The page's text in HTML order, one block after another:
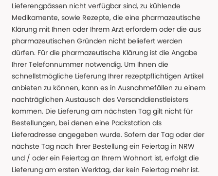
Lieferengpässen nicht verfügbar sind, zu kühlende
Medikamente, sowie Rezepte, die eine pharmazeutische
Klärung mit Ihnen oder Ihrem Arzt erfordern oder die aus
pharmazeutischen Gründen nicht beliefert werden
dürfen. Für die pharmazeutische Klärung ist die Angabe
Ihrer Telefonnummer notwendig. Um Ihnen die
schnellstmögliche Lieferung Ihrer rezeptpflichtigen Artikel
anbieten zu können, kann es in Ausnahmefällen zu einem
nachträglichen Austausch des Versanddienstleisters
kommen. Die Lieferung am nächsten Tag gilt nicht für
Bestellungen, bei denen eine Packstation als
Lieferadresse angegeben wurde. Sofern der Tag oder der
nächste Tag nach Ihrer Bestellung ein Feiertag in NRW
und / oder ein Feiertag an Ihrem Wohnort ist, erfolgt die
Lieferung am ersten Werktag, der kein Feiertag mehr ist.